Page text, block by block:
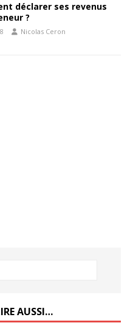
déclarer ses revenus
?
Nicolas Ceron
AUSSI…